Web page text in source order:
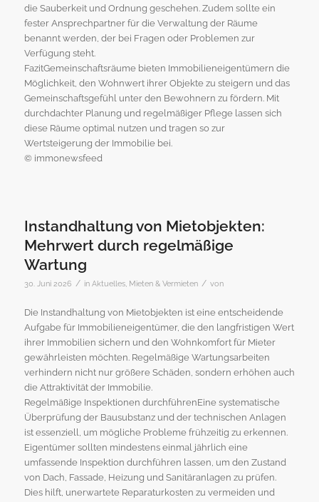
die Sauberkeit und Ordnung geschehen. Zudem sollte ein
fester Ansprechpartner für die Verwaltung der Räume
benannt werden, der bei Fragen oder Problemen zur
Verfügung steht.
FazitGemeinschaftsräume bieten Immobilieneigentümern die
Möglichkeit, den Wohnwert ihrer Objekte zu steigern und das
Gemeinschaftsgefühl unter den Bewohnern zu fördern. Mit
durchdachter Planung und regelmäßiger Pflege lassen sich
diese Räume optimal nutzen und tragen so zur
Wertsteigerung der Immobilie bei.
© immonewsfeed
Instandhaltung von Mietobjekten:
Mehrwert durch regelmäßige
Wartung
30. Juni 2026 / in Aktuelles, Mieten & Vermieten / von
Die Instandhaltung von Mietobjekten ist eine entscheidende
Aufgabe für Immobilieneigentümer, die den langfristigen Wert
ihrer Immobilien sichern und den Wohnkomfort für Mieter
gewährleisten möchten. Regelmäßige Wartungsarbeiten
verhindern nicht nur größere Schäden, sondern erhöhen auch
die Attraktivität der Immobilie.
Regelmäßige Inspektionen durchführenEine systematische
Überprüfung der Bausubstanz und der technischen Anlagen
ist essenziell, um mögliche Probleme frühzeitig zu erkennen.
Eigentümer sollten mindestens einmal jährlich eine
umfassende Inspektion durchführen lassen, um den Zustand
von Dach, Fassade, Heizung und Sanitäranlagen zu prüfen.
Dies hilft, unerwartete Reparaturkosten zu vermeiden und